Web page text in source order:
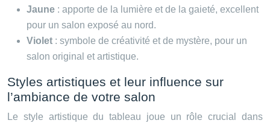
Jaune : apporte de la lumière et de la gaieté, excellent
pour un salon exposé au nord.
Violet : symbole de créativité et de mystère, pour un
salon original et artistique.
Styles artistiques et leur influence sur
l’ambiance de votre salon
Le style artistique du tableau joue un rôle crucial dans